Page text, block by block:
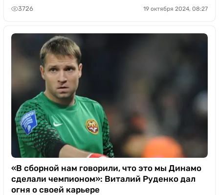
3726 19 октября 2024, 08:27
«В сборной нам говорили, что это мы Динамо
сделали чемпионом»: Виталий Руденко дал
огня о своей карьере